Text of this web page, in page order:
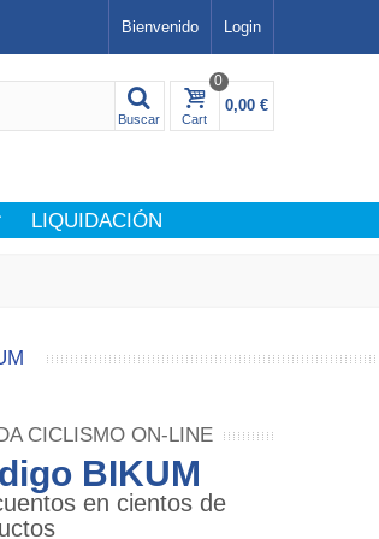
Bienvenido Login
Buscar Cart
0
0,00 €
LIQUIDACIÓN
CICLISMO ON-LINE
BIKUM
en cientos de